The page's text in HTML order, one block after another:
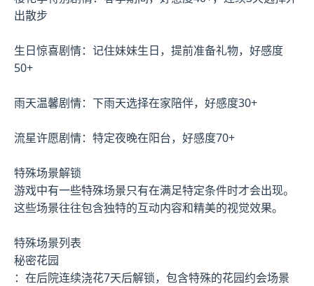
出散步
生日惊喜剧情：记住妹妹生日，提前准备礼物，好感度
50+
雨天温馨剧情：下雨天选择在家陪伴，好感度30+
流星许愿剧情：特定夜晚在阳台，好感度70+
特殊场景解锁
游戏中有一些特殊场景只有在满足特定条件时才会出现。
这些场景往往包含独特的互动内容和精美的视觉效果。
特殊场景列表
秘密花园
：在后院连续浇花7天后解锁，包含特殊的花园约会场景